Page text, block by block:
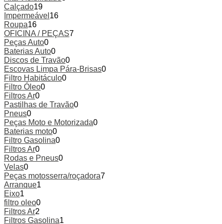
Calçado19
Impermeável 16
Roupa16
OFICINA / PEÇAS7
Peças Auto0
Baterias Auto0
Discos de Travão0
Escovas Limpa Pára-Brisas0
Filtro Habitáculo0
Filtro Óleo0
Filtros Ar0
Pastilhas de Travão0
Pneus0
Peças Moto e Motorizada0
Baterias moto0
Filtro Gasolina0
Filtros Ar0
Rodas e Pneus0
Velas0
Peças motosserra/roçadora7
Arranque1
Eixo1
filtro oleo0
Filtros Ar2
Filtros Gasolina1